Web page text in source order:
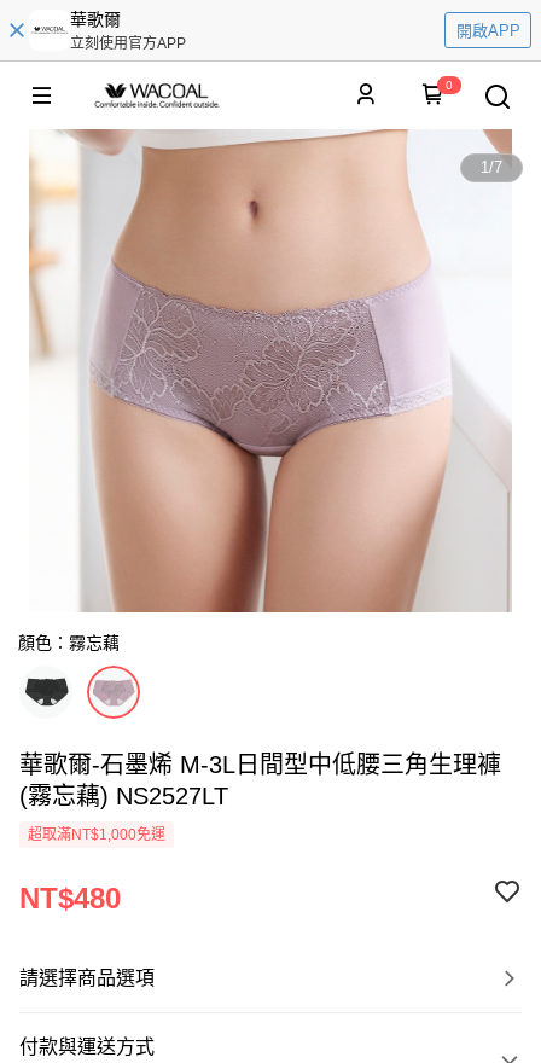
華歌爾
立刻使用官方APP
開啟APP
0
1/7
顏色：霧忘藕
華歌爾-石墨烯 M-3L日間型中低腰三角生理褲
(霧忘藕) NS2527LT
超取滿NT$1,000免運
NT$480
請選擇商品選項
付款與運送方式